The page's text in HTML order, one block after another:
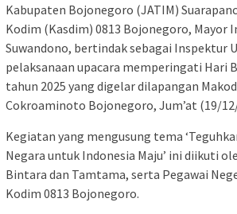
Kabupaten Bojonegoro (JATIM)
Kodim (Kasdim) 0813 Bojonegoro, Mayor
Suwandono, bertindak sebagai Inspektur
pelaksanaan upacara memperingati Hari
tahun 2025 yang digelar dilapangan
Cokroaminoto Bojonegoro, Jum’at (19/
Kegiatan yang mengusung tema
Negara untuk Indonesia Maju’ ini diikuti
Bintara dan Tamtama, serta Pegawai
Kodim 0813 Bojonegoro.